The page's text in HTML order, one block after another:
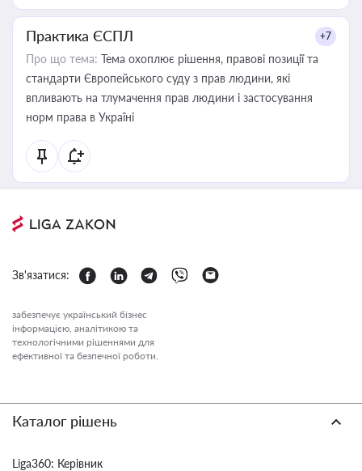
Практика ЄСПЛ +7
Про що тема: Тема охоплює рішення, правові позиції та
стандарти Європейського суду з прав людини, які
впливають на тлумачення прав людини і застосування
норм права в Україні
Зв'язатися:
забезпечує український бізнес
інформацією, аналітикою та
технологічними рішеннями для
ефективної та безпечної роботи.
Каталог рішень
Liga360: Керівник